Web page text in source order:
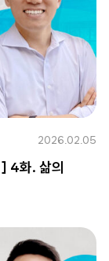
2026.02.05
4화. 삶의